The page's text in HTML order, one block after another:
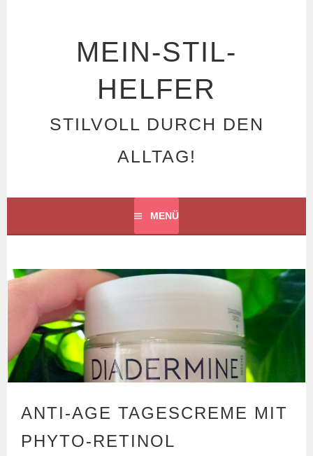
MEIN-STIL-
HELFER
STILVOLL DURCH DEN
ALLTAG!
MENÜ
ANTI-AGE TAGESCREME MIT
PHYTO-RETINOL